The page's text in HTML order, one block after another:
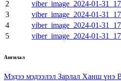
2
viber_image_2024-01-
3
viber_image_2024-01-
4
viber_image_2024-01-
5
viber_image_2024-01-
Ангилал
Мэдээ мэдээлэл Зарлал Ханш үнэ